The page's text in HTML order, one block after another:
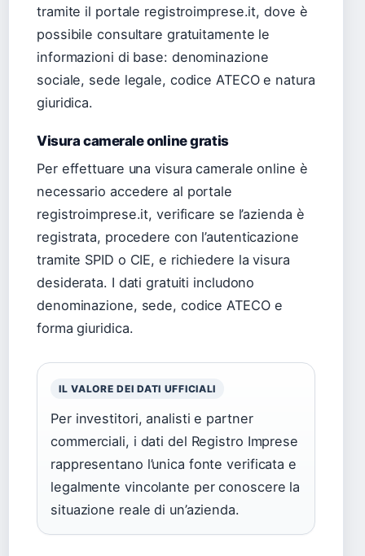
tramite il portale registroimprese.it, dove è
possibile consultare gratuitamente le
informazioni di base: denominazione
sociale, sede legale, codice ATECO e natura
giuridica.
Visura camerale online gratis
Per effettuare una visura camerale online è
necessario accedere al portale
registroimprese.it, verificare se l’azienda è
registrata, procedere con l’autenticazione
tramite SPID o CIE, e richiedere la visura
desiderata. I dati gratuiti includono
denominazione, sede, codice ATECO e
forma giuridica.
IL VALORE DEI DATI UFFICIALI
Per investitori, analisti e partner
commerciali, i dati del Registro Imprese
rappresentano l’unica fonte verificata e
legalmente vincolante per conoscere la
situazione reale di un’azienda.